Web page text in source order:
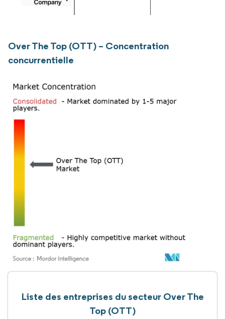
Over The Top (OTT) – Concentration
concurrentielle
Liste des entreprises du secteur Over The
Top (OTT)